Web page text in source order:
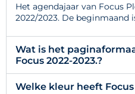
Het agendajaar van Focus
2022/2023. De beginmaand
Wat is het
Focus 2022-2023.?
Welke kleur heeft